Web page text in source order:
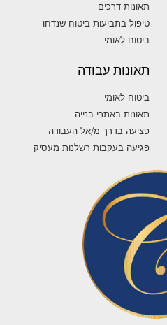
תאונות דרכים
טיפול בתביעות ביטוח שנדחו
ביטוח לאומי
תאונות עבודה
ביטוח לאומי
תאונות באתרי בנייה
פציעה בדרך מ/אל העבודה
פגיעה בעקבות רשלנות מעסיק